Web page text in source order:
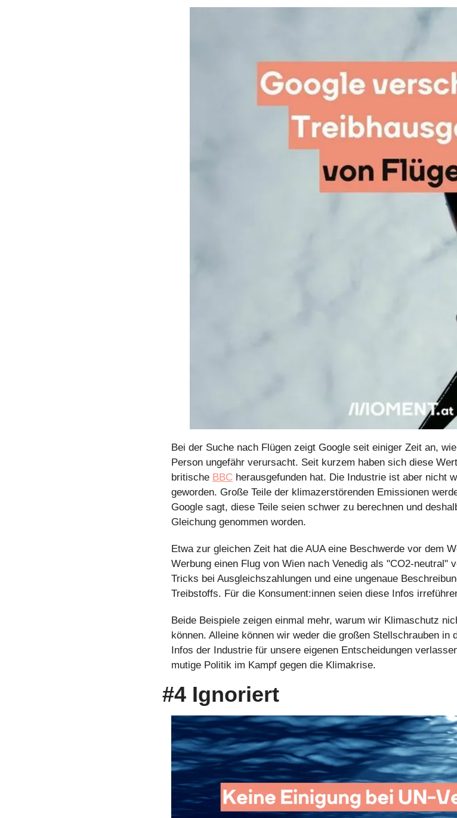
Bei der Suche nach Flügen zeigt Google seit einiger Zeit an,
Person ungefähr verursacht. Seit kurzem haben sich diese
britische BBC herausgefunden hat. Die Industrie ist aber nicht
geworden. Große Teile der klimazerstörenden Emissionen
Google sagt, diese Teile seien schwer zu berechnen und
Gleichung genommen worden.
Etwa zur gleichen Zeit hat die AUA eine Beschwerde vor dem
Werbung einen Flug von Wien nach Venedig als "CO2-neutral"
Tricks bei Ausgleichszahlungen und eine ungenaue
Treibstoffs. Für die Konsument:innen seien diese Infos
Beide Beispiele zeigen einmal mehr, warum wir Klimaschutz
können. Alleine können wir weder die großen Stellschrauben
Infos der Industrie für unsere eigenen Entscheidungen
mutige Politik im Kampf gegen die Klimakrise.
#4 Ignoriert